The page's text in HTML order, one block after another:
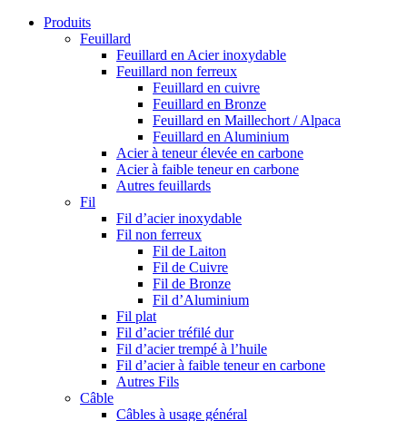
Produits
Feuillard
Feuillard en Acier inoxydable
Feuillard non ferreux
Feuillard en cuivre
Feuillard en Bronze
Feuillard en Maillechort / Alpaca
Feuillard en Aluminium
Acier à teneur élevée en carbone
Acier à faible teneur en carbone
Autres feuillards
Fil
Fil d’acier inoxydable
Fil non ferreux
Fil de Laiton
Fil de Cuivre
Fil de Bronze
Fil d’Aluminium
Fil plat
Fil d’acier tréfilé dur
Fil d’acier trempé à l’huile
Fil d’acier à faible teneur en carbone
Autres Fils
Câble
Câbles à usage général